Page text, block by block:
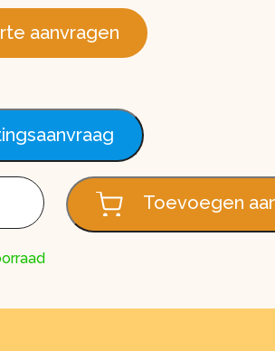
aanvragen
FS201, Classic olive, 600 cm aantal
Toevoegen